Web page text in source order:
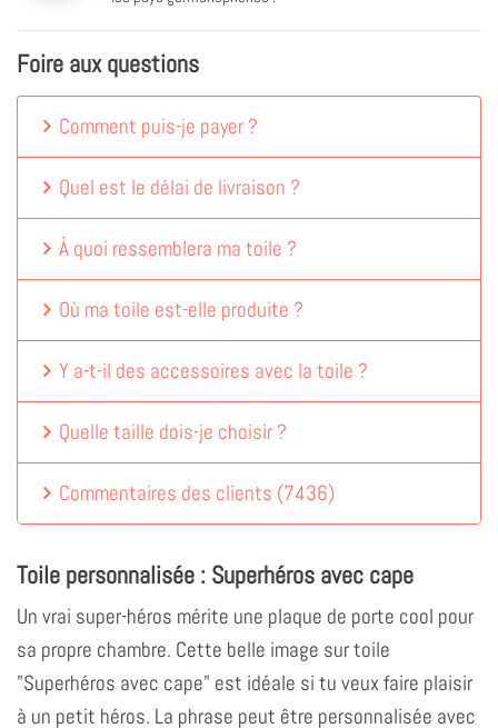
Foire aux questions
Comment puis-je payer ?
Quel est le délai de livraison ?
À quoi ressemblera ma toile ?
Où ma toile est-elle produite ?
Y a-t-il des accessoires avec la toile ?
Quelle taille dois-je choisir ?
Commentaires des clients (7436)
Toile personnalisée : Superhéros avec cape
Un vrai super-héros mérite une plaque de porte cool pour
sa propre chambre. Cette belle image sur toile
"Superhéros avec cape" est idéale si tu veux faire plaisir
à un petit héros. La phrase peut être personnalisée avec